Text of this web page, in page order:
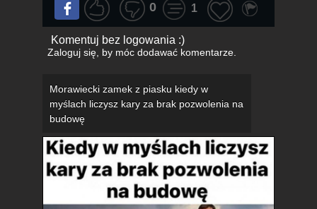
0 1
Komentuj bez logowania :)
Zaloguj się, by móc dodawać komentarze.
Morawiecki zamek z piasku kiedy w
myślach liczysz kary za brak pozwolenia na
budowę